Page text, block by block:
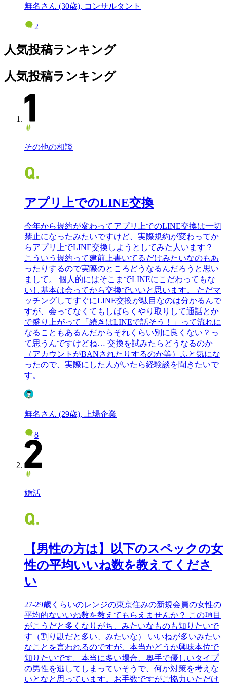
無名さん (30歳), コンサルタント
2
人気投稿ランキング
人気投稿ランキング
その他の相談
アプリ上でのLINE交換
今年から規約が変わってアプリ上でのLINE交換は一切
禁止になったみたいですけど、実際規約が変わってか
らアプリ上でLINE交換しようとしてみた人います？
こういう規約って建前上書いてるだけみたいなのもあ
ったりするので実際のところどうなるんだろうと思い
まして。 個人的にはそこまでLINEにこだわってもな
いし基本は会ってから交換でいいと思います。 ただマ
ッチングしてすぐにLINE交換が駄目なのは分かるんで
すが、会ってなくてもしばらくやり取りして通話とか
で盛り上がって「続きはLINEで話そう！」って流れに
なることもあるんだからそれくらい別に良くない？っ
て思うんですけどね… 交換を試みたらどうなるのか
（アカウントがBANされたりするのか等）ふと気にな
ったので、実際にした人がいたら経験談を聞きたいで
す。
無名さん (29歳), 上場企業
8
婚活
【男性の方は】以下のスペックの女
性の平均いいね数を教えてくださ
い
27-29歳くらいのレンジの東京住みの新規会員の女性の
平均的ないいね数を教えてもらえませんか？ この項目
がこうだと多くなりがち、みたいなものも知りたいで
す（割り勘だと多い、みたいな） いいねが多いみたい
なことを言われるのですが、本当かどうか興味本位で
知りたいです。本当に多い場合、奥手で優しいタイプ
の男性を逃してしまっていそうで、何か対策を考えな
いとなと思っています。お手数ですがご協力いただけ